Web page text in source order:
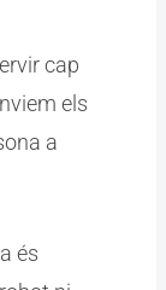
cap
els
a
és